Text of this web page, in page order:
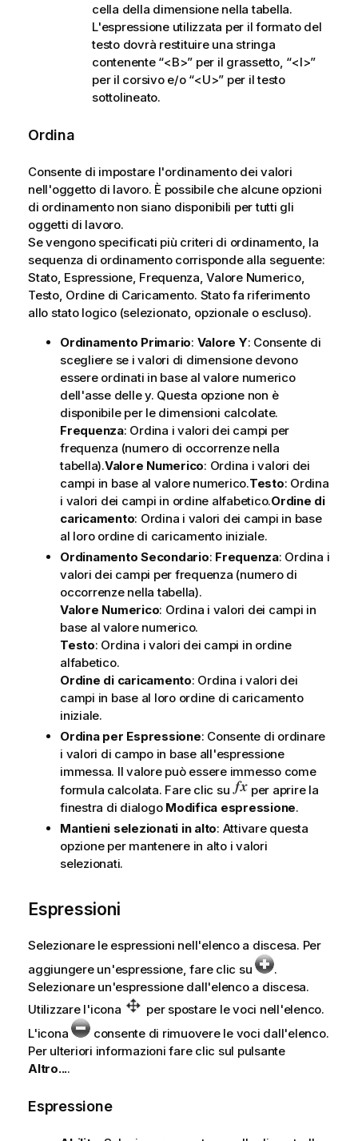
cella della dimensione nella tabella.
L'espressione utilizzata per il formato del
testo dovrà restituire una stringa
contenente “<B>” per il grassetto, “<I>”
per il corsivo e/o “<U>” per il testo
sottolineato.
Ordina
Consente di impostare l'ordinamento dei valori
nell'oggetto di lavoro. È possibile che alcune opzioni
di ordinamento non siano disponibili per tutti gli
oggetti di lavoro.
Se vengono specificati più criteri di ordinamento, la
sequenza di ordinamento corrisponde alla seguente:
Stato, Espressione, Frequenza, Valore Numerico,
Testo, Ordine di Caricamento. Statofa riferimento
allo stato logico (selezionato, opzionale o escluso).
Ordinamento Primario: Valore Y: Consente di
scegliere se i valori di dimensione devono
essere ordinati in base al valore numerico
dell'asse delle y. Questa opzione non è
disponibile per le dimensioni calcolate.
Frequenza: Ordina i valori dei campi per
frequenza (numero di occorrenze nella
tabella).Valore Numerico: Ordina i valori dei
campi in base al valore numerico.Testo: Ordina
i valori dei campi in ordine alfabetico.Ordine di
caricamento: Ordina i valori dei campi in base
al loro ordine di caricamento iniziale.
Ordinamento Secondario: Frequenza: Ordina i
valori dei campi per frequenza (numero di
occorrenze nella tabella).
Valore Numerico: Ordina i valori dei campi in
base al valore numerico.
Testo: Ordina i valori dei campi in ordine
alfabetico.
Ordine di caricamento: Ordina i valori dei
campi in base al loro ordine di caricamento
iniziale.
Ordina per Espressione: Consente di ordinare
i valori di campo in base all'espressione
immessa. Il valore può essere immesso come
formula calcolata. Fare clic su
per aprire la
finestra di dialogo Modifica espressione.
Mantieni selezionati in alto: Attivare questa
opzione per mantenere in alto i valori
selezionati.
Espressioni
Selezionare le espressioni nell'elenco a discesa. Per
aggiungere un'espressione, fare clic su
.
Selezionare un'espressione dall'elenco a discesa.
Utilizzare l'icona
per spostare le voci nell'elenco.
L'icona
consente di rimuovere le voci dall'elenco.
Per ulteriori informazioni fare clic sul pulsante
Altro....
Espressione